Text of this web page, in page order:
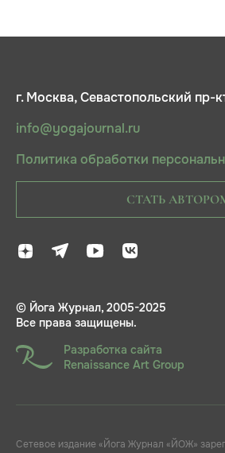
г. Москва, Севастопольский пр-
info@yogajournal.ru
Политика обработки
СТАТЬ
© Йога Журнал, 2005-2025
Все права защищены.
Разработка сайта
Renaissance Art Group
Сетевое издание «Йога Журнал «ЙОЖ»